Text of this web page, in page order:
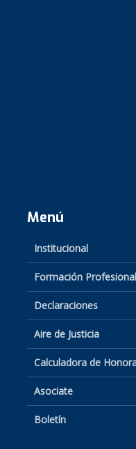
Menú
Institucional
Formación Profesional
Declaraciones
Aire de Justicia
Calculadora de
Asociate
Boletín